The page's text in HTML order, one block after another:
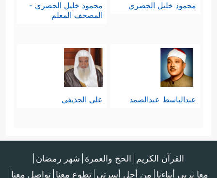
محمود خليل الحصري
محمود خليل الحصري -
المصحف المعلم
عبدالباسط عبدالصمد علي الحذيفي
القرآن الكريم الحج والعمرة شهر رمضان
معا نربي أبناءنا من أجل أسرتي تطوع معنا تواصل معنا